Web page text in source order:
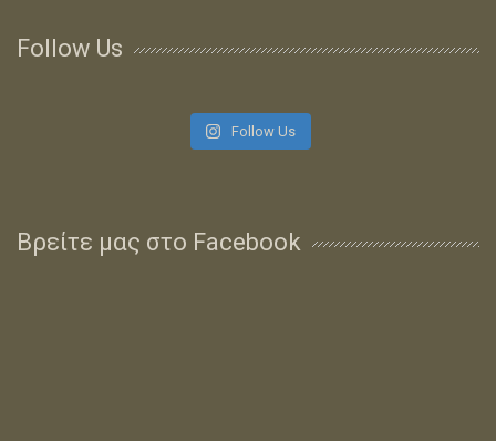
Follow Us
Follow Us
Βρείτε μας στο Facebook